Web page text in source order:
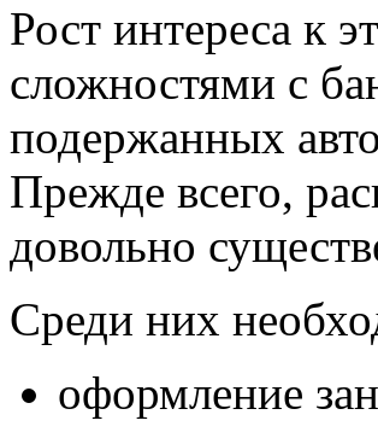
Рост интереса к
сложностями с
подержанных
Прежде всего,
довольно
Среди них
оформление